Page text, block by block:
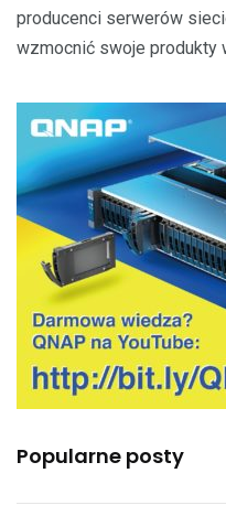
producenci serwerów
wzmocnić swoje produkty
Popularne posty